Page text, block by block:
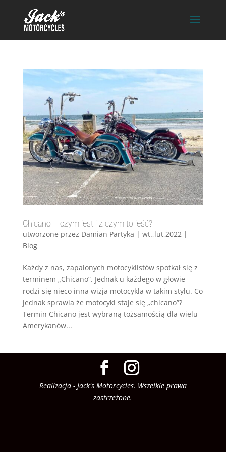
Chicano – czym jest i z czym to jeść?
utworzone przez Damian Partyka | wt.,lut,2022 |
Blog
Każdy z nas, zapalonych motocyklistów spotkał się z
terminem „Chicano”. Jednak u każdego w głowie
rodzi się nieco inna wizja motocykla w takim stylu. Co
jednak sprawia że motocykl staje się „chicano”?
Termin Chicano jest wybraną tożsamością dla wielu
Amerykanów...
Realizacja - Jack's Motorcycles. Wszelkie prawa
zastrzeżone.